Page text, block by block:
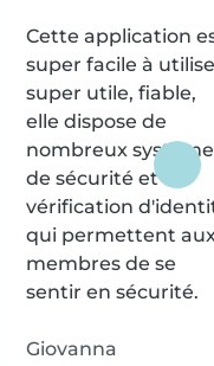
Cette application
super facile à
super utile, fiable,
elle dispose de
nombreux
de sécurité et de
vérification
qui permettent
membres de se
sentir en sécurité.
Giovanna